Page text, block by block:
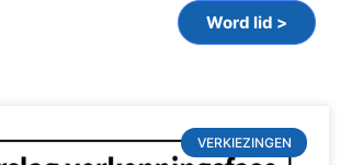
Word lid >
VERKIEZINGEN